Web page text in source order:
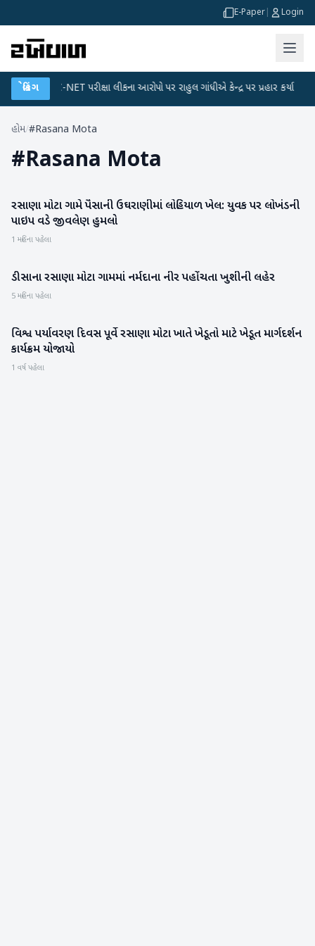
E-Paper Login
બ્રેકિંગUGC-NET પરીક્ષા લીકના આરોપો પર રાહુલ ગાંધીએ કેન્દ્ર પર પ્રહાર કર્યા ●
હોમ/#Rasana Mota
#Rasana Mota
બનાસકાંઠા
રસાણા મોટા ગામે પૈસાની ઉઘરાણીમાં લોહિયાળ ખેલ: યુવક પર લોખંડની
પાઇપ વડે જીવલેણ હુમલો
1 મહિના પહેલા
બનાસકાંઠા
ડીસાના રસાણા મોટા ગામમાં નર્મદાના નીર પહોંચતા ખુશીની લહેર
5 મહિના પહેલા
બનાસકાંઠા
વિશ્વ પર્યાવરણ દિવસ પૂર્વે રસાણા મોટા ખાતે ખેડૂતો માટે ખેડૂત માર્ગદર્શન
કાર્યક્રમ યોજાયો
1 વર્ષ પહેલા